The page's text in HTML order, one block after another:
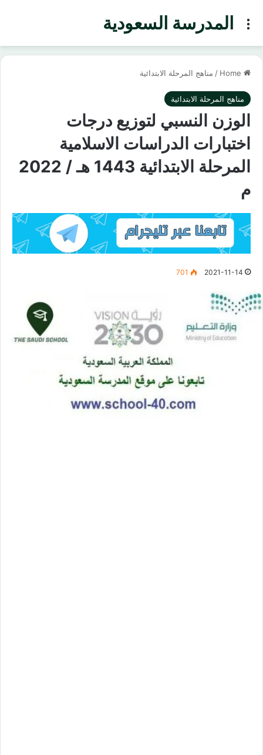
المدرسة السعوديةMenu
/ مناهج المرحلة الابتدائية
مناهج المرحلة الابتدائية
الوزن النسبي لتوزيع درجات
اختبارات الدراسات الاسلامية
المرحلة الابتدائية 1443 هـ / 2022
م
2021-11-14
701